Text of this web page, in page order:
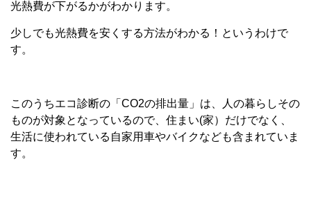
光熱費が下がるかがわかります。
少しでも光熱費を安くする方法がわかる！というわけで
す。
このうちエコ診断の「CO2の排出量」は、人の暮らしその
ものが対象となっているので、住まい(家）だけでなく、
生活に使われている自家用車やバイクなども含まれていま
す。